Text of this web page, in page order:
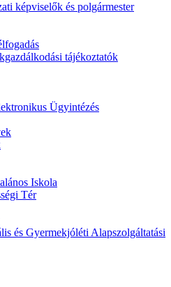
képviselők és polgármester
tájékoztatók
Ügyintézés
Iskola
Tér
és Gyermekjóléti Alapszolgáltatási